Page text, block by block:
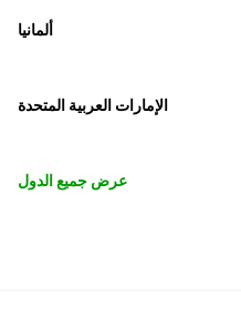
ألمانيا
الإمارات العربية المتحدة
عرض جميع الدول